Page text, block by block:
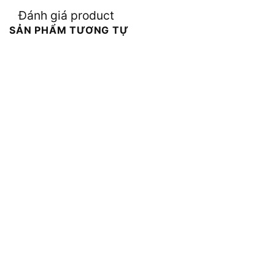
Đánh giá product
SẢN PHẨM TƯƠNG TỰ